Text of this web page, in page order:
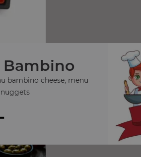
Bambino
bambino cheese, menu